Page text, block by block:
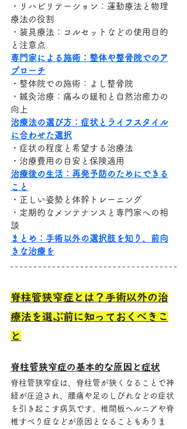
・リハビリテーション：運動療法と物理
療法の役割
・装具療法：コルセットなどの使用目的
と注意点
専門家による施術：整体や整骨院でのア
プローチ
・整体院での施術：よし整骨院
・鍼灸治療：痛みの緩和と自然治癒力の
向上
治療法の選び方：症状とライフスタイル
に合わせた選択
・症状の程度と希望する治療法
・治療費用の目安と保険適用
治療後の生活：再発予防のためにできる
こと
・正しい姿勢と体幹トレーニング
・定期的なメンテナンスと専門家への相
談
まとめ：手術以外の選択肢を知り、前向
きな治療を
脊柱管狭窄症とは？手術以外の治
療法を選ぶ前に知っておくべきこ
と
脊柱管狭窄症の基本的な原因と症状
脊柱管狭窄症は、脊柱管が狭くなることで神
経が圧迫され、腰痛や足のしびれなどの症状
を引き起こす病気です。椎間板ヘルニアや脊
椎すべり症などが原因となることもありま